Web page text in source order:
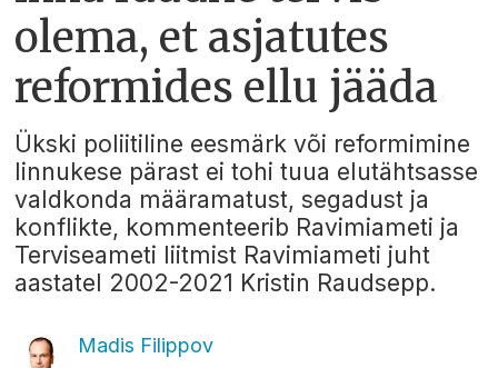
olema, et asjatutes
reformides ellu jääda
Ükski poliitiline eesmärk või reformimine
linnukese pärast ei tohi tuua elutähtsasse
valdkonda määramatust, segadust ja
konflikte, kommenteerib Ravimiameti ja
Terviseameti liitmist Ravimiameti juht
aastatel 2002-2021 Kristin Raudsepp.
Madis Filippov